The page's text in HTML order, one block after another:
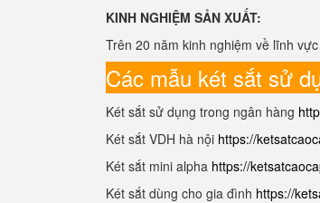
KINH NGHIỆM SẢN XUẤT:
Trên 20 năm kinh nghiệm về lĩnh
Các mẫu két sắt sử
Két sắt sử dụng trong ngân hàng
Két sắt VDH hà nội https://
Két sắt mini alpha https://
Két sắt dùng cho gia đình https://